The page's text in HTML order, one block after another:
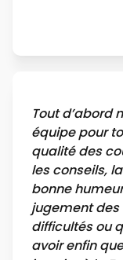
Tout d’abord
équipe pour
qualité des
les conseils,
bonne
jugement
difficultés ou
avoir enfin